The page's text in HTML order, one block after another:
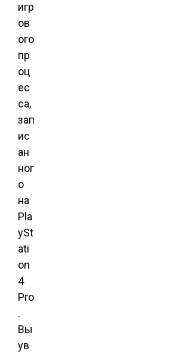
игр
ов
ого
пр
оц
ес
са,
зап
ис
ан
ног
о
на
Pla
ySt
ati
on
4
Pro
.
Вы
ув